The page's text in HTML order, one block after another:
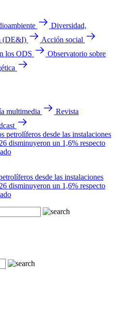
Diversidad,
(DE&I)
Acción social
los ODS
Observatorio sobre
multimedia
Revista
desde las instalaciones
disminuyeron un 1,6% respecto